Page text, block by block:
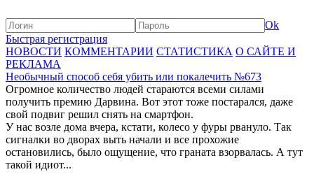
Ok
Быстрая регистрация
НОВОСТИ КОММЕНТАРИИ СТАТИСТИКА О САЙТЕ И
РЕКЛАМА
Необычный способ себя убить или покалечить №673
Огромное количество людей стараются всеми силами
получить премию Дарвина. Вот этот тоже постарался, даже
свой подвиг решил снять на смартфон.
У нас возле дома вчера, кстати, колесо у фуры рвануло. Так
сигналки во дворах выть начали и все прохожие
остановились, было ощущение, что граната взорвалась. А тут
такой идиот...